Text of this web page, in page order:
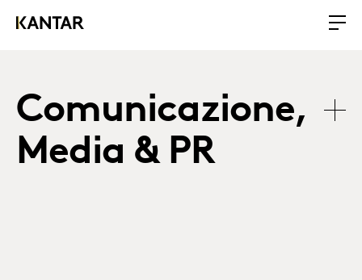
Comunicazione,
Media & PR